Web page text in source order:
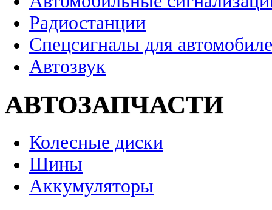
Радиостанции
Спецсигналы для
Автозвук
АВТОЗАПЧАСТИ
Колесные диски
Шины
Аккумуляторы